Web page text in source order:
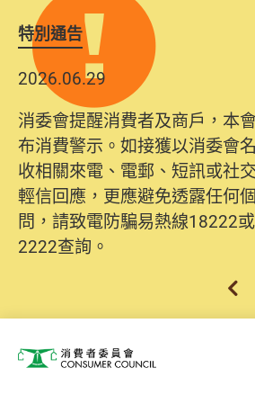
特別通告
2026.06.29
消委會提醒消費者及商戶，本
布消費警示。如接獲以消委會
收相關來電、電郵、短訊或社
輕信回應，更應避免透露任何
問，請致電防騙易熱線18222
2222查詢。
消費者委員會